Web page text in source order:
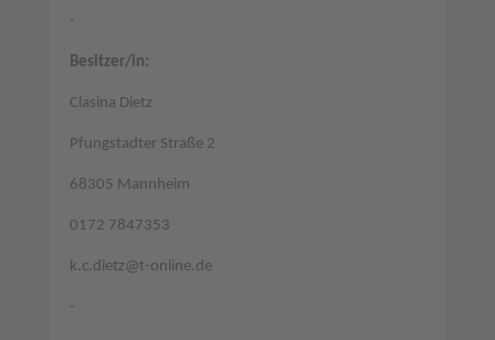
-
Besitzer/in:
Clasina Dietz
Pfungstadter Straße 2
68305 Mannheim
0172 7847353
k.c.dietz@t-online.de
-